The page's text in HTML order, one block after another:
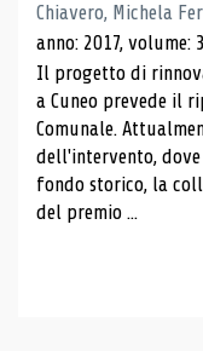
Chiavero, Michela
anno: 2017, volume:
Il progetto di
a Cuneo prevede il
Comunale.
dell'intervento,
fondo storico, la
del premio ...